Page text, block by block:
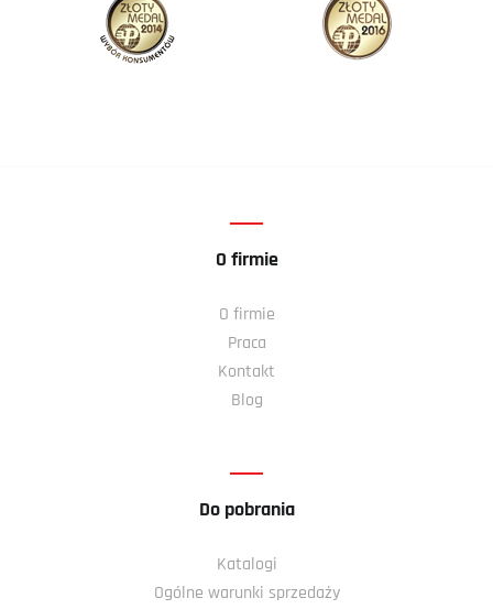
O firmie
O firmie
Praca
Kontakt
Blog
Do pobrania
Katalogi
Ogólne warunki sprzedaży